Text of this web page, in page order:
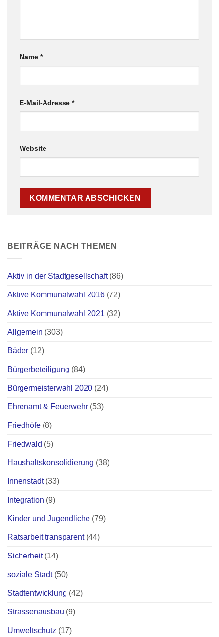
Name *
E-Mail-Adresse *
Website
BEITRÄGE NACH THEMEN
Aktiv in der Stadtgesellschaft(86)
Aktive Kommunalwahl 2016 (72)
Aktive Kommunalwahl 2021 (32)
Allgemein (303)
Bäder (12)
Bürgerbeteiligung (84)
Bürgermeisterwahl 2020 (24)
Ehrenamt & Feuerwehr (53)
Friedhöfe (8)
Friedwald (5)
Haushaltskonsolidierung (38)
Innenstadt(33)
Integration (9)
Kinder und Jugendliche (79)
Ratsarbeit transparent(44)
Sicherheit(14)
soziale Stadt(50)
Stadtentwicklung (42)
Strassenausbau (9)
Umweltschutz (17)